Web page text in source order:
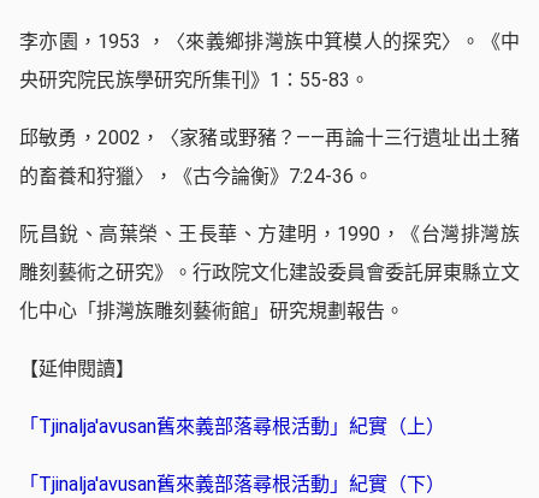
李亦園，1953 ，〈來義鄉排灣族中箕模人的探究〉。《中
央研究院民族學研究所集刊》1：55-83。
邱敏勇，2002，〈家豬或野豬？——再論十三行遺址出土豬
的畜養和狩獵〉，《古今論衡》7:24-36。
阮昌銳、高葉榮、王長華、方建明，1990，《台灣排灣族
雕刻藝術之研究》。行政院文化建設委員會委託屏東縣立文
化中心「排灣族雕刻藝術館」研究規劃報告。
【延伸閱讀】
「Tjinalja'avusan舊來義部落尋根活動」紀實（上）
「Tjinalja'avusan舊來義部落尋根活動」紀實（下）